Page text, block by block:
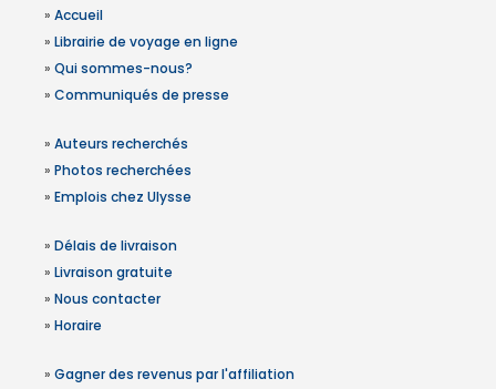
» Accueil
» Librairie de voyage en ligne
» Qui sommes-nous?
» Communiqués de presse
» Auteurs recherchés
» Photos recherchées
» Emplois chez Ulysse
» Délais de livraison
» Livraison gratuite
» Nous contacter
» Horaire
» Gagner des revenus par l'affiliation